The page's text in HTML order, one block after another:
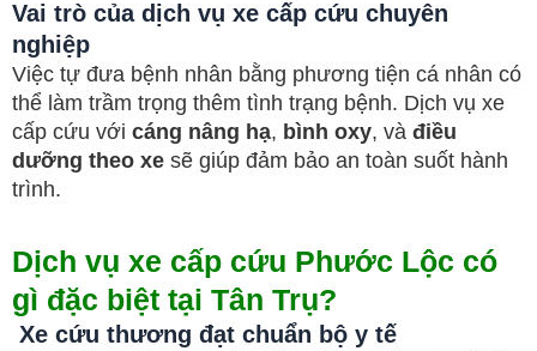
Vai trò của dịch vụ xe cấp cứu chuyên
nghiệp
Việc tự đưa bệnh nhân bằng phương tiện cá nhân có
thể làm trầm trọng thêm tình trạng bệnh. Dịch vụ xe
cấp cứu với cáng nâng hạ, bình oxy, và điều
dưỡng theo xe sẽ giúp đảm bảo an toàn suốt hành
trình.
Dịch vụ xe cấp cứu Phước Lộc có
gì đặc biệt tại Tân Trụ?
Xe cứu thương đạt chuẩn bộ y tế